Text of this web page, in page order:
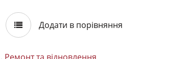
Додати в порівняння